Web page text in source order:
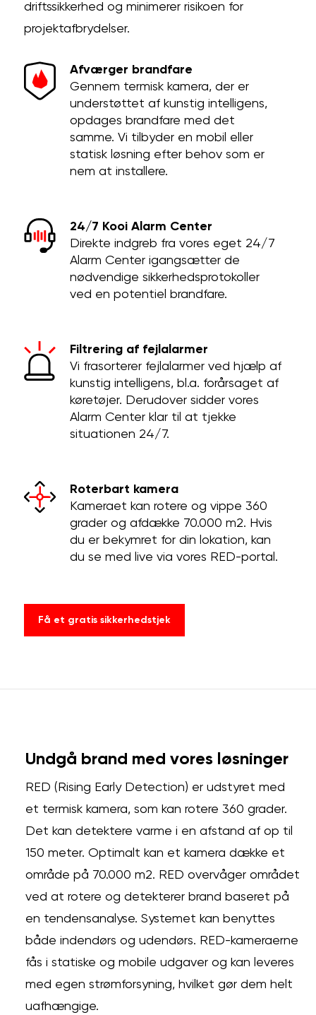
driftssikkerhed og minimerer risikoen for
projektafbrydelser.
Afværger brandfare
Gennem termisk kamera, der er
understøttet af kunstig intelligens,
opdages brandfare med det
samme. Vi tilbyder en mobil eller
statisk løsning efter behov som er
nem at installere.
24/7 Kooi Alarm Center
Direkte indgreb fra vores eget 24/7
Alarm Center igangsætter de
nødvendige sikkerhedsprotokoller
ved en potentiel brandfare.
Filtrering af fejlalarmer
Vi frasorterer fejlalarmer ved hjælp af
kunstig intelligens, bl.a. forårsaget af
køretøjer. Derudover sidder vores
Alarm Center klar til at tjekke
situationen 24/7.
Roterbart kamera
Kameraet kan rotere og vippe 360
grader og afdække 70.000 m2. Hvis
du er bekymret for din lokation, kan
du se med live via vores RED-portal.
Få et gratis sikkerhedstjek
Undgå brand med vores løsninger
RED (Rising Early Detection) er udstyret med
et termisk kamera, som kan rotere 360 grader.
Det kan detektere varme i en afstand af op til
150 meter. Optimalt kan et kamera dække et
område på 70.000 m2. RED overvåger området
ved at rotere og detekterer brand baseret på
en tendensanalyse. Systemet kan benyttes
både indendørs og udendørs. RED-kameraerne
fås i statiske og mobile udgaver og kan leveres
med egen strømforsyning, hvilket gør dem helt
uafhængige.